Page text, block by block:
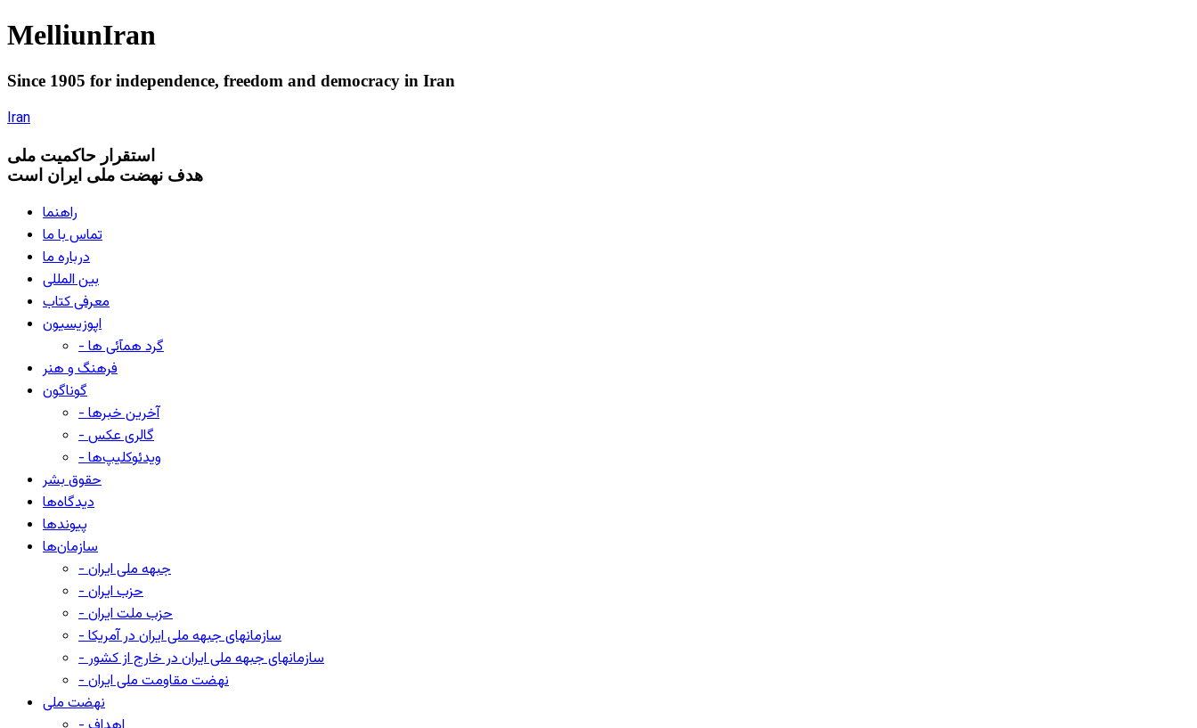
MelliunIran
Since 1905 for independence, freedom and democracy in Iran
Iran
استقرار حاکميت ملی
هدف نهضت ملی ایران است
راهنما
تماس با ما
درباره ما
بین المللی
معرفی کتاب
اپوزیسیون
- گرد همآئی ها
فرهنگ و هنر
گوناگون
- آخرین خبرها
- گالری عکس
- ویدئوکلیپ‌ها
حقوق بشر
دیدگاه‌ها
پیوندها
سازمان‌ها
- جبهه ملی ایران
- حزب ایران
- حزب ملت ایران
- سازمانهای جبهه ملی ایران در آمریکا
- سازمانهای جبهه ملی ایران در خارج از کشور
- نهضت مقاومت ملی ایران
نهضت ملی